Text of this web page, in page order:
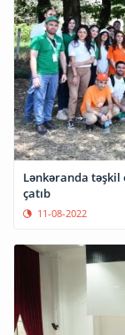
Lənkəranda təşkil
çatıb
11-08-2022